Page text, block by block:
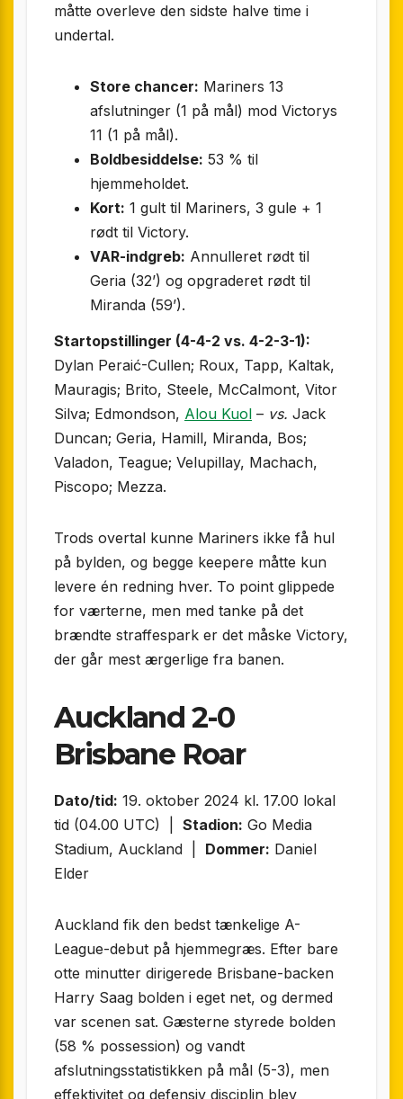
måtte overleve den sidste halve time i
undertal.
Store chancer: Mariners 13
afslutninger (1 på mål) mod Victorys
11 (1 på mål).
Boldbesiddelse: 53 % til
hjemmeholdet.
Kort: 1 gult til Mariners, 3 gule + 1
rødt til Victory.
VAR-indgreb: Annulleret rødt til
Geria (32’) og opgraderet rødt til
Miranda (59’).
Startopstillinger (4-4-2 vs. 4-2-3-1):
Dylan Peraić-Cullen; Roux, Tapp, Kaltak,
Mauragis; Brito, Steele, McCalmont, Vitor
Silva; Edmondson, Alou Kuol – vs. Jack
Duncan; Geria, Hamill, Miranda, Bos;
Valadon, Teague; Velupillay, Machach,
Piscopo; Mezza.
Trods overtal kunne Mariners ikke få hul
på bylden, og begge keepere måtte kun
levere én redning hver. To point glippede
for værterne, men med tanke på det
brændte straffespark er det måske Victory,
der går mest ærgerlige fra banen.
Auckland 2-0
Brisbane Roar
Dato/tid: 19. oktober 2024 kl. 17.00 lokal
tid (04.00 UTC) | Stadion: Go Media
Stadium, Auckland | Dommer: Daniel
Elder
Auckland fik den bedst tænkelige A-
League-debut på hjemmegræs. Efter bare
otte minutter dirigerede Brisbane-backen
Harry Saag bolden i eget net, og dermed
var scenen sat. Gæsterne styrede bolden
(58 % possession) og vandt
afslutningsstatistikken på mål (5-3), men
effektivitet og defensiv disciplin blev